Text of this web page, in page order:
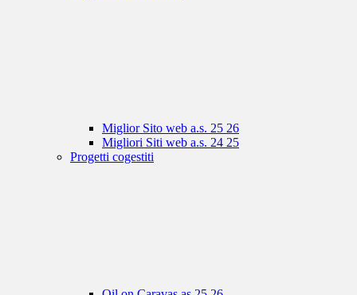
Miglior Sito web a.s. 25 26
Migliori Siti web a.s. 24 25
Progetti cogestiti